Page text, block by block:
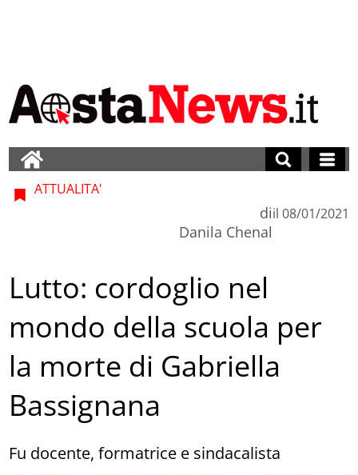
ATTUALITA'
di
Danila Chenal
il 08/01/2021
Lutto: cordoglio nel
mondo della scuola per
la morte di Gabriella
Bassignana
Fu docente, formatrice e sindacalista